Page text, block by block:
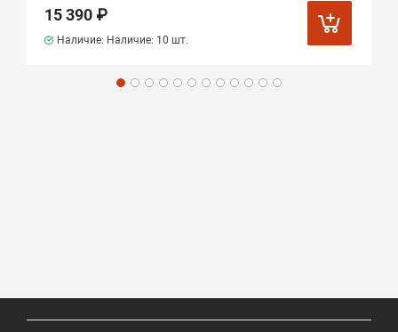
15 390 ₽
Наличие: Наличие: 10 шт.